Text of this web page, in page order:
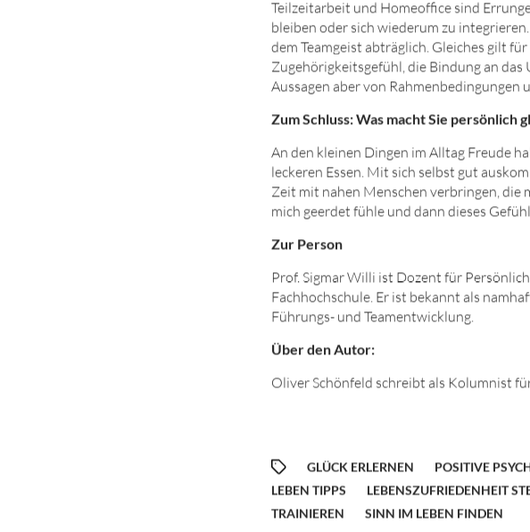
Teilzeitarbeit und Homeoffice sind
bleiben oder sich wiederum zu
dem Teamgeist abträglich. Gleiches gilt
Zugehörigkeitsgefühl, die Bindung an das
Aussagen aber von
Zum Schluss: Was macht Sie persönlich
An den kleinen Dingen im Alltag Freude
leckeren Essen. Mit sich selbst gut
Zeit mit nahen Menschen verbringen, die
mich geerdet fühle und dann dieses
Zur Person
Prof. Sigmar Willi ist Dozent für
Fachhochschule. Er ist bekannt als
Führungs- und Teamentwicklung.
Über den Autor:
Oliver Schönfeld schreibt als Kolumnist
GLÜCK ERLERNEN POSITIVE
LEBEN TIPPS
LEBENSZUFRIEDENHEIT
TRAINIEREN
SINN IM LEBEN FINDEN